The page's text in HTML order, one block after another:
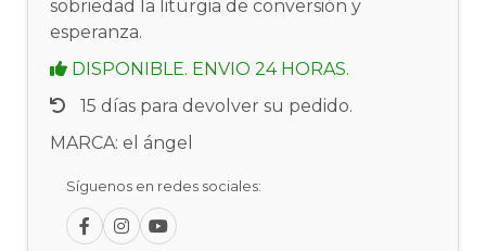
sobriedad la liturgia de conversión y
esperanza.
DISPONIBLE. ENVIO 24 HORAS.
15 días para devolver su pedido.
MARCA: el ángel
Síguenos en redes sociales: